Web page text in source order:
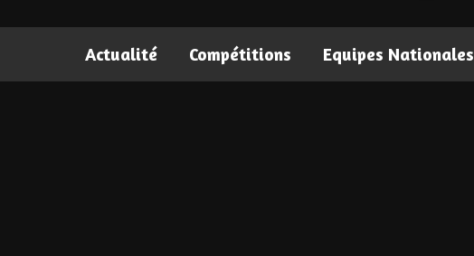
Actualité Compétitions Equipes Nationales